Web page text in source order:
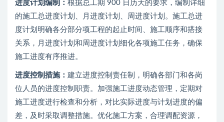
进度计划编制： 根据总工期 900 日历天的要求，编制详细
的施工总进度计划、月进度计划、周进度计划。施工总进
度计划明确各分部分项工程的起止时间、施工顺序和搭接
关系，月进度计划和周进度计划细化各项施工任务，确保
施工进度有序推进。
进度控制措施： 建立进度控制责任制，明确各部门和各岗
位人员的进度控制职责。加强施工进度动态管理，定期对
施工进度进行检查和分析，对比实际进度与计划进度的偏
差，及时采取调整措施。优化施工方案，合理调配资源，